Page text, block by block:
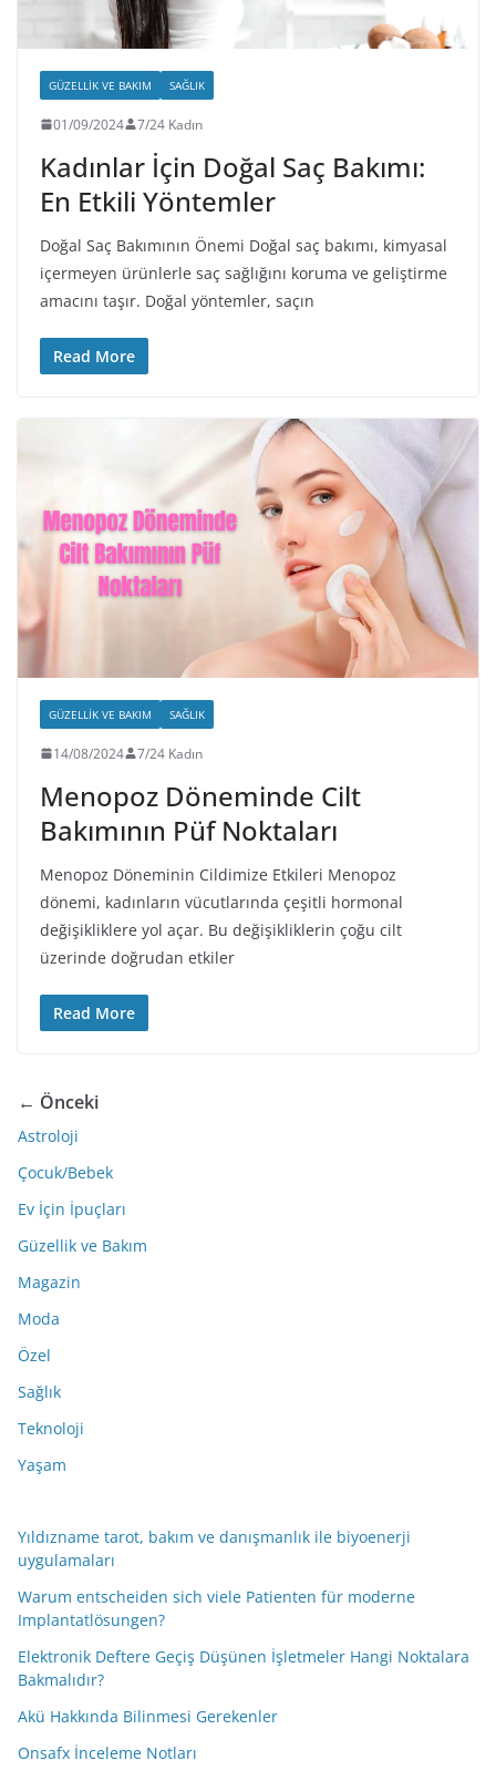
GÜZELLIK VE BAKIM SAĞLIK
01/09/2024 7/24 Kadın
Kadınlar İçin Doğal Saç Bakımı:
En Etkili Yöntemler
Doğal Saç Bakımının Önemi Doğal saç bakımı, kimyasal
içermeyen ürünlerle saç sağlığını koruma ve geliştirme
amacını taşır. Doğal yöntemler, saçın
Read More
GÜZELLIK VE BAKIM SAĞLIK
14/08/2024 7/24 Kadın
Menopoz Döneminde Cilt
Bakımının Püf Noktaları
Menopoz Döneminin Cildimize Etkileri Menopoz
dönemi, kadınların vücutlarında çeşitli hormonal
değişikliklere yol açar. Bu değişikliklerin çoğu cilt
üzerinde doğrudan etkiler
Read More
← Önceki
Astroloji
Çocuk/Bebek
Ev İçin İpuçları
Güzellik ve Bakım
Magazin
Moda
Özel
Sağlık
Teknoloji
Yaşam
Yıldızname tarot, bakım ve danışmanlık ile biyoenerji
uygulamaları
Warum entscheiden sich viele Patienten für moderne
Implantatlösungen?
Elektronik Deftere Geçiş Düşünen İşletmeler Hangi Noktalara
Bakmalıdır?
Akü Hakkında Bilinmesi Gerekenler
Onsafx İnceleme Notları